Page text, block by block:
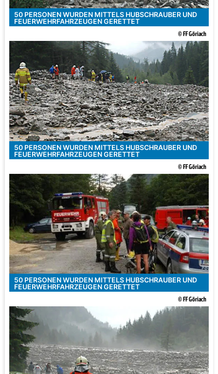
50 PERSONEN WURDEN MITTELS HUBSCHRAUBER UND
FEUERWEHRFAHRZEUGEN GERETTET
© FF Göriach
50 PERSONEN WURDEN MITTELS HUBSCHRAUBER UND
FEUERWEHRFAHRZEUGEN GERETTET
© FF Göriach
50 PERSONEN WURDEN MITTELS HUBSCHRAUBER UND
FEUERWEHRFAHRZEUGEN GERETTET
© FF Göriach